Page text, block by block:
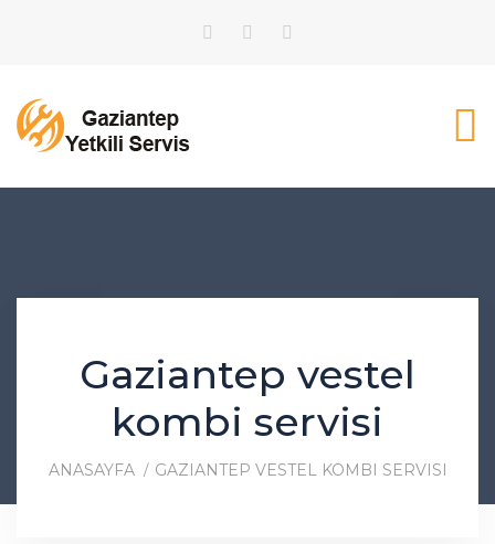
Gaziantep vestel
kombi servisi
ANASAYFA GAZIANTEP VESTEL KOMBI SERVISI